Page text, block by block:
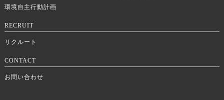
環境自主行動計画
RECRUIT
リクルート
CONTACT
お問い合わせ